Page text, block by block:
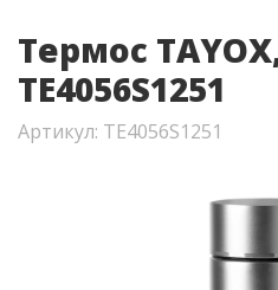
Термос
TE4056S1251
Артикул: TE4056S1251